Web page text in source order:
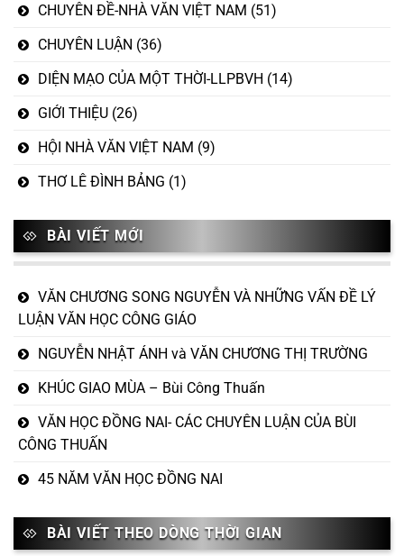
CHUYÊN ĐỀ-NHÀ VĂN VIỆT NAM (51)
CHUYÊN LUẬN (36)
DIỆN MẠO CỦA MỘT THỜI-LLPBVH (14)
GIỚI THIỆU (26)
HỘI NHÀ VĂN VIỆT NAM (9)
THƠ LÊ ĐÌNH BẢNG (1)
BÀI VIẾT MỚI
VĂN CHƯƠNG SONG NGUYỄN VÀ NHỮNG VẤN ĐỀ LÝ
LUẬN VĂN HỌC CÔNG GIÁO
NGUYỄN NHẬT ÁNH và VĂN CHƯƠNG THỊ TRƯỜNG
KHÚC GIAO MÙA – Bùi Công Thuấn
VĂN HỌC ĐỒNG NAI- CÁC CHUYÊN LUẬN CỦA BÙI
CÔNG THUẤN
45 NĂM VĂN HỌC ĐỒNG NAI
BÀI VIẾT THEO DÒNG THỜI GIAN